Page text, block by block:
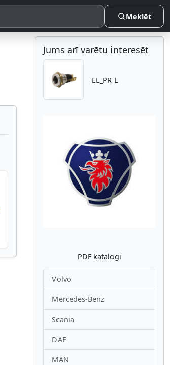
Meklēt
Jums arī varētu interesēt
EL_PR L
Atpakaļ
PDF katalogi
Volvo
Mercedes-Benz
Scania
DAF
MAN